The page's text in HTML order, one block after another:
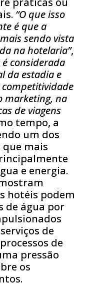
“O que isso
é que a
sendo vista
na hotelaria”,
é considerada
da estadia e
marketing, na
de viagens
tempo, a
um dos
que mais
e energia.
hotéis podem
de água por
de
de
pressão
os